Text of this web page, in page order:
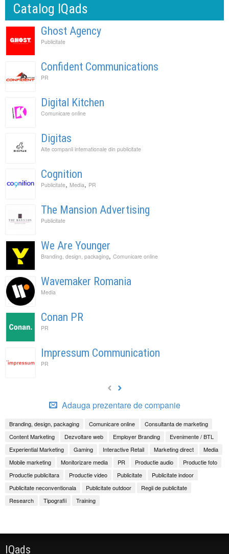
Catalog IQads
Ghost Agency
Publicitate
Confident Communications
PR
Digital Kitchen
Comunicare online
Digitas
Alte companii internationale din publicitate
Cognition
Publicitate, Media, PR
The Mansion Advertising
Publicitate
We Are Younger
Branding, design, packaging, Comunicare online
Wavemaker Romania
Media
Conan PR
PR
Impressum Communication
PR
Adauga prezentare de companie
Branding, design, packaging Comunicare online
Consultanta de marketing
Content Marketing
Dezvoltare web Employer Branding
Evenimente / BTL
Experiential Marketing
Gaming Interactive Retail Marketing direct
Media
Mobile marketing
Monitorizare media PR Productie audio
Productie foto
Productie publicitara
Productie video Publicitate
Publicitate indoor
Publicitate neconventionala
Publicitate outdoor
Regii de publicitate
Research
Tipografii Training
IQads